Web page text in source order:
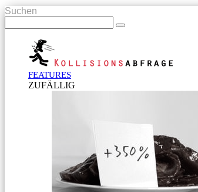
Suchen
FEATURES
ZUFÄLLIG